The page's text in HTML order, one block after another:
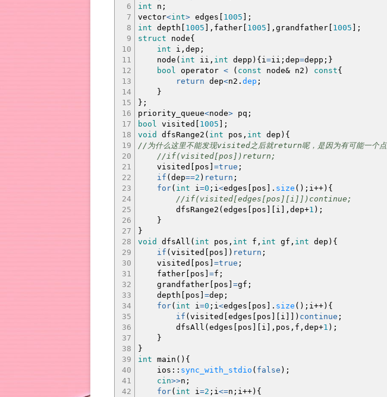
6
7
8
9
10
11
12
13
14
15
16
17
18
19
20
21
22
23
24
25
26
27
28
29
30
31
32
33
34
35
36
37
38
39
40
41
42
int n ;
vector<int> edges 1005
;
int depth 1005 ,father 1005 ,grandfather 1005
;
struct node{
int i,dep ;
node ( int ii, int depp ) { i=ii ; dep=depp ; }
bool operator < ( const node& n2 ) const{
return dep<n2. dep ;
}
} ;
priority_queue<node> pq ;
bool visited 1005
;
void
dfsRange2 ( int pos, int dep ) {
//为什么这里不能发现visited之后就return呢，是因为有可能一个点
//if(visited[pos])return;
visited
pos =true ;
if ( dep==2 ) return ;
for( int i=0 ; i<edges pos . size ( ) ; i++) {
//if(visited[edges[pos][i]])continue;
dfsRange2 ( edges pos i ,dep+1 ) ;
}
}
void
dfsAll ( int pos, int f, int gf, int dep ) {
if ( visited pos ) return ;
visited
pos =true ;
father pos =f ;
grandfather pos =gf ;
depth
pos =dep ;
for( int i=0 ; i<edges pos . size ( ) ; i++) {
if ( visited edges pos i ) continue ;
dfsAll ( edges pos i ,pos,f,dep+1 ) ;
}
}
int main ( ) {
ios :: sync_with_stdio ( false ) ;
cin>>n ;
for( int i=2 ; i<=n ; i++) {